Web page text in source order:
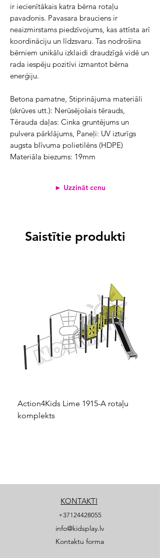
ir iecienītākais katra bērna rotaļu
pavadonis. Pavasara brauciens ir
neaizmirstams piedzīvojums, kas attīsta arī
koordināciju un līdzsvaru. Tas nodrošina
bērniem unikālu izklaidi draudzīgā vidē un
rada iespēju pozitīvi izmantot bērna
enerģiju.
Betona pamatne, Stiprinājuma materiāli
(skrūves utt.): Nerūsējošais tērauds,
Tērauda daļas: Cinka gruntējums un
pulvera pārklājums, Paneļi: UV izturīgs
augsta blīvuma polietilēns (HDPE)
Materiāla biezums: 19mm
► Uzzināt cenu
Saistītie produkti
Action4Kids Lime 1915-A rotaļu
komplekts
KONTAKTI
+37124428055
info@kidsplay.lv
Kontaktu forma